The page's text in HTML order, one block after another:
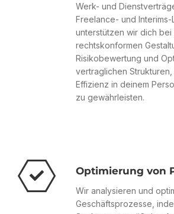
Werk- und
Freelance- und Interims-
unterstützen wir dich
rechtskonformen
Risikobewertung und
vertraglichen Strukturen,
Effizienz in deinem
zu gewährleisten.
Optimierung von
Wir analysieren und
Geschäftsprozesse,